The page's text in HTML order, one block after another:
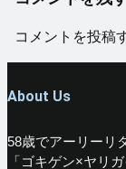
コメントを投稿
About Us
58歳でアーリーリ
「ゴキゲン×ヤリ